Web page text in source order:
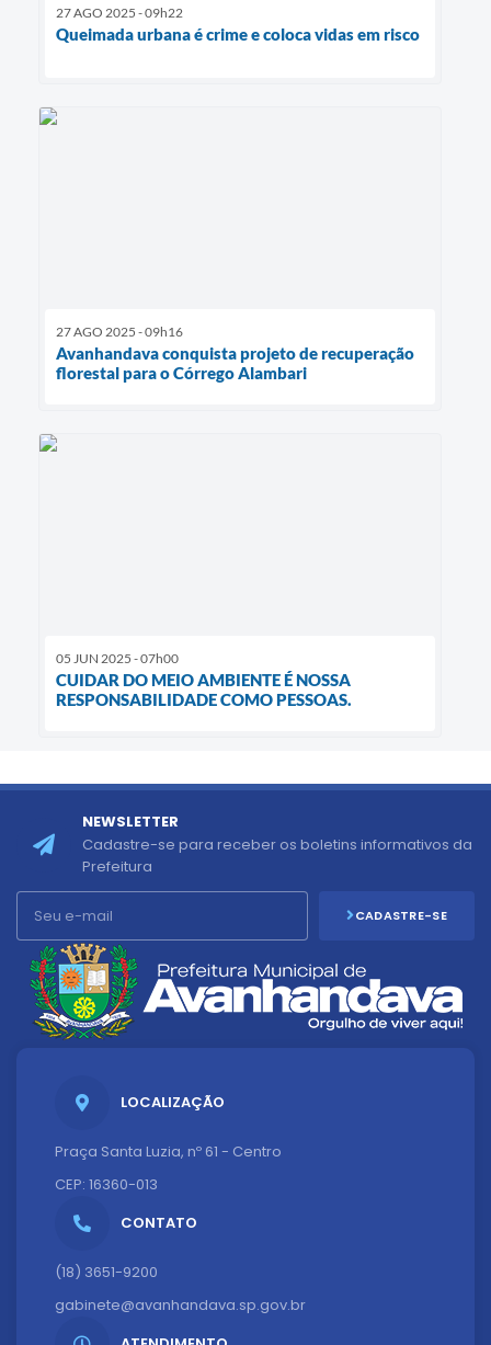
27 AGO 2025 - 09h22
Queimada urbana é crime e coloca vidas em risco
27 AGO 2025 - 09h16
Avanhandava conquista projeto de recuperação
florestal para o Córrego Alambari
05 JUN 2025 - 07h00
CUIDAR DO MEIO AMBIENTE É NOSSA
RESPONSABILIDADE COMO PESSOAS.
LOCALIZAÇÃO
Praça Santa Luzia, nº 61 - Centro
CEP: 16360-013
CONTATO
(18) 3651-9200
gabinete@avanhandava.sp.gov.br
NEWSLETTER
Cadastre-se para receber os boletins informativos da
Prefeitura
CADASTRE-SE